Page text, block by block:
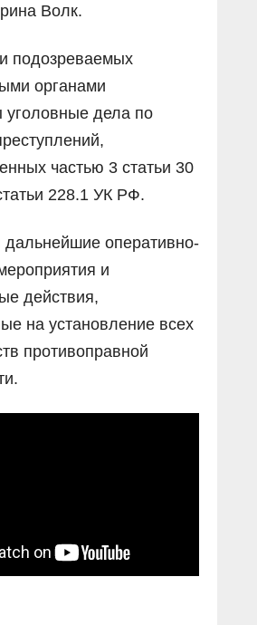
Волк.
подозреваемых
органами
уголовные дела по
частью 3 статьи 30
228.1 УК РФ.
дальнейшие оперативно-
и
действия,
на установление всех
противоправной